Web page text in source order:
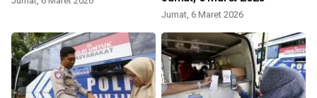
Jumat, 6 Maret 2026